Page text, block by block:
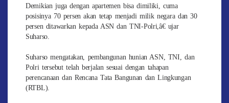
Demikian juga dengan apartemen bisa dimiliki, cuma
posisinya 70 persen akan tetap menjadi milik negara dan 30
persen ditawarkan kepada ASN dan TNI-Polri,â€ ujar
Suharso.
Suharso mengatakan, pembangunan hunian ASN, TNI, dan
Polri tersebut telah berjalan sesuai dengan tahapan
perencanaan dan Rencana Tata Bangunan dan Lingkungan
(RTBL).